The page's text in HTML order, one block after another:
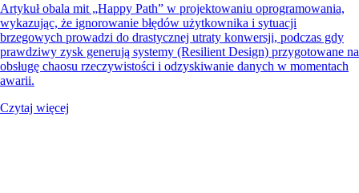
Artykuł obala mit „Happy Path” w projektowaniu oprogramowania,
wykazując, że ignorowanie błędów użytkownika i sytuacji
brzegowych prowadzi do drastycznej utraty konwersji, podczas gdy
prawdziwy zysk generują systemy (Resilient Design) przygotowane na
obsługę chaosu rzeczywistości i odzyskiwanie danych w momentach
awarii.
Czytaj więcej